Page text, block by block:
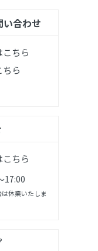
合わせ
ちら
ら
ちら
17:00
休業いたしま